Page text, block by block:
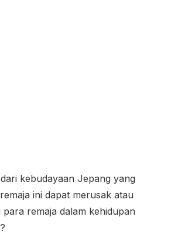
kebudayaan Jepang yang
ini dapat merusak atau
remaja dalam kehidupan